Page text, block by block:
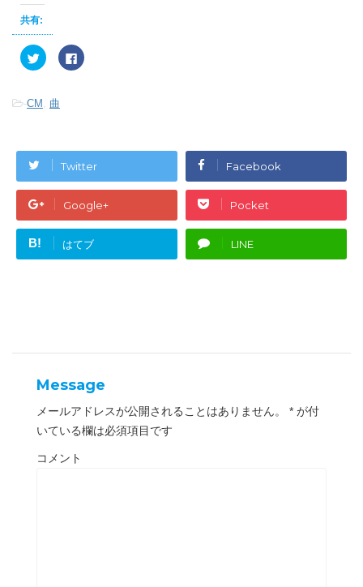
共有:
ク
リ
て
t
で
共
有
(
新
し
ィ
F
a
有
す
る
に
は
リ
ッ
ク
し
て
く
ン
で
開
き
ま
す
)
-CM 曲
Twitter Facebook
Google+ Pocket
B! はてブ LINE
Message
メールアドレスが公開されることはありません。 * が付
いている欄は必須項目です
コメント